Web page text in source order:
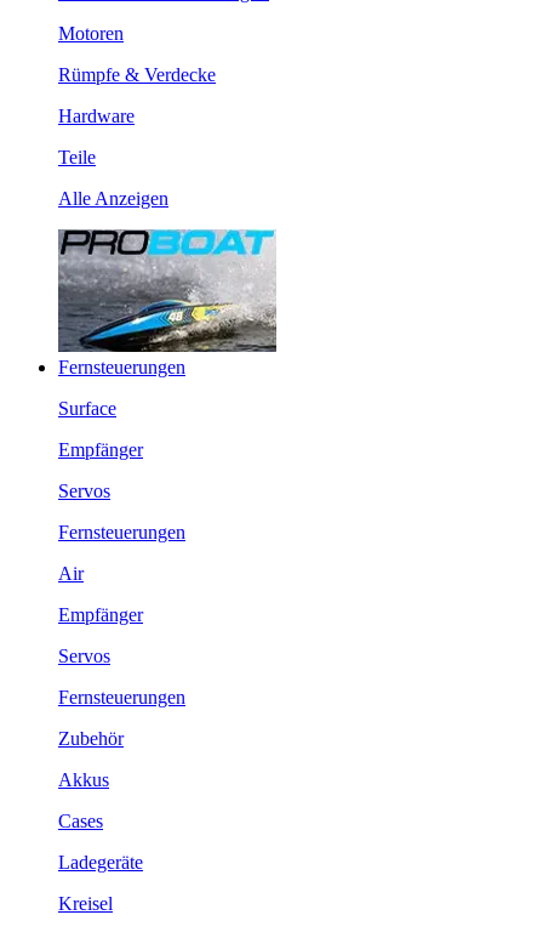
Motoren
Rümpfe & Verdecke
Hardware
Teile
Alle Anzeigen
Fernsteuerungen
Surface
Empfänger
Servos
Fernsteuerungen
Air
Empfänger
Servos
Fernsteuerungen
Zubehör
Akkus
Cases
Ladegeräte
Kreisel